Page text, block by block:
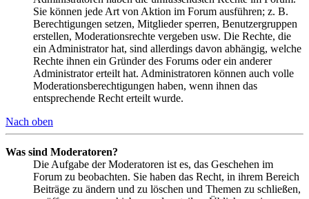
Sie können jede Art von Aktion im Forum ausführen; z. B.
Berechtigungen setzen, Mitglieder sperren, Benutzergruppen
erstellen, Moderationsrechte vergeben usw. Die Rechte, die
ein Administrator hat, sind allerdings davon abhängig, welche
Rechte ihnen ein Gründer des Forums oder ein anderer
Administrator erteilt hat. Administratoren können auch volle
Moderationsberechtigungen haben, wenn ihnen das
entsprechende Recht erteilt wurde.
Nach oben
Was sind Moderatoren?
Die Aufgabe der Moderatoren ist es, das Geschehen im
Forum zu beobachten. Sie haben das Recht, in ihrem Bereich
Beiträge zu ändern und zu löschen und Themen zu schließen,